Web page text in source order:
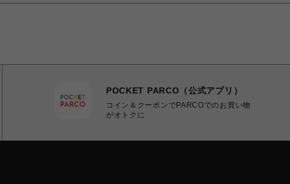
POCKET PARCO（公式アプリ）
コイン＆クーポンでPARCOでのお買い物
がオトクに